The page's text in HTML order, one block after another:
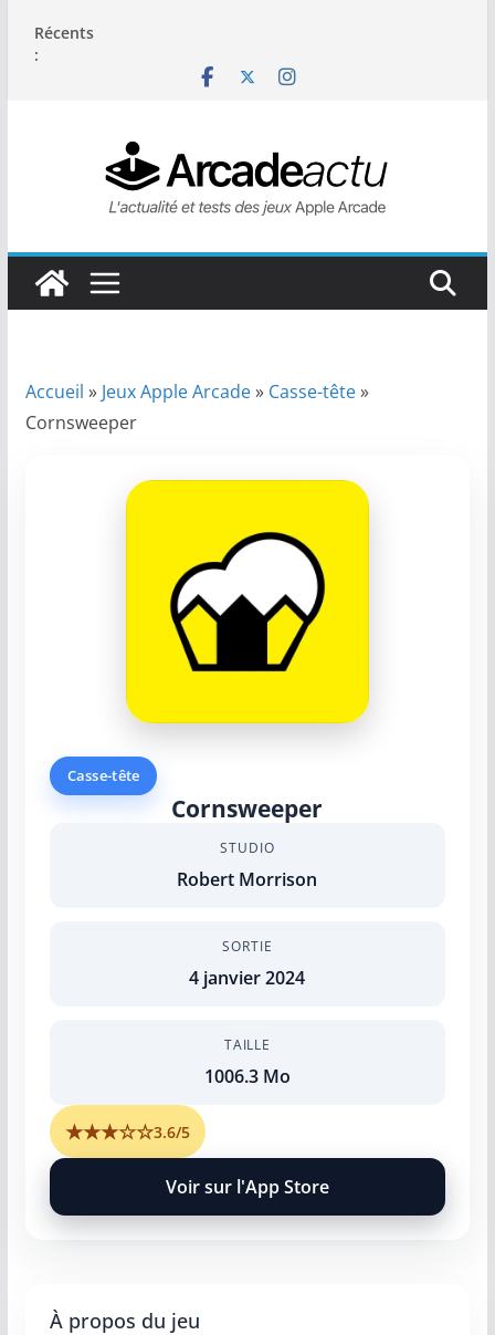
Récents
:
Accueil » Jeux Apple Arcade» Casse-tête»
Cornsweeper
Casse-tête
Cornsweeper
STUDIO
Robert Morrison
SORTIE
4 janvier 2024
TAILLE
1006.3 Mo
★★★☆☆3.6/5
Voir sur l'App Store
À propos du jeu